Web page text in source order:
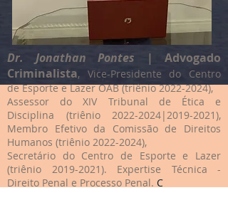
Dr. Jonathan Pontes | Advogado
Criminalista, Vice-Presidente do Centro
de Esporte e Lazer OAB (triênio2022-2024),
Assessor do XIV Tribunal de Ética e
Disciplina (triênio 2022-2024|2019-2021),
Membro Efetivo da Comissão de Direitos
Humanos (triênio 2022-2024),
Secretário do Centro de Esporte e Lazer
(triênio 2019-2021). Expertise Técnica -
Direito Penal e Processo Penal. C